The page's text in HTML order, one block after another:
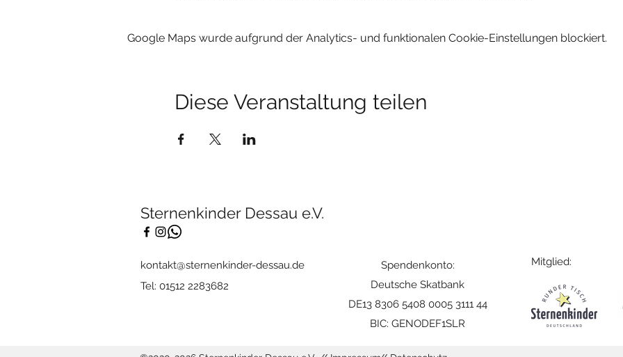
Google Maps wurde aufgrund der Analytics- und funktionalen Cookie-Einstellungen blockiert.
Diese Veranstaltung teilen
Sternenkinder Dessau e.V.
kontakt@sternenkinder-dessau.de
Tel: 01512 2283682
Spendenkonto:
Deutsche Skatbank
DE13 8306 5408 0005 3111 44
BIC: GENODEF1SLR
Mitglied: